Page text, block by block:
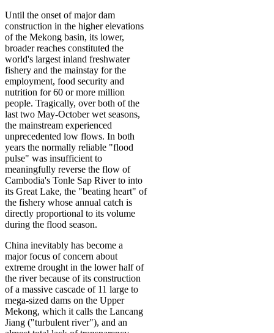
Until the onset of major dam
construction in the higher elevations
of the Mekong basin, its lower,
broader reaches constituted the
world's largest inland freshwater
fishery and the mainstay for the
employment, food security and
nutrition for 60 or more million
people. Tragically, over both of the
last two May-October wet seasons,
the mainstream experienced
unprecedented low flows. In both
years the normally reliable "flood
pulse" was insufficient to
meaningfully reverse the flow of
Cambodia's Tonle Sap River to into
its Great Lake, the "beating heart" of
the fishery whose annual catch is
directly proportional to its volume
during the flood season.
China inevitably has become a
major focus of concern about
extreme drought in the lower half of
the river because of its construction
of a massive cascade of 11 large to
mega-sized dams on the Upper
Mekong, which it calls the Lancang
Jiang ("turbulent river"), and an